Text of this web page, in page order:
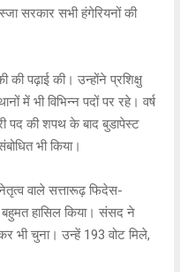
सरकार सभी हंगेरियनों की
की पढ़ाई की। उन्होंने प्रशिक्षु
में भी विभिन्न पदों पर रहे। वर्ष
पद की शपथ के बाद बुडापेस्ट
भी किया।
वाले सत्तारूढ़ फिदेस-
बहुमत हासिल किया। संसद ने
भी चुना। उन्हें 193 वोट मिले,